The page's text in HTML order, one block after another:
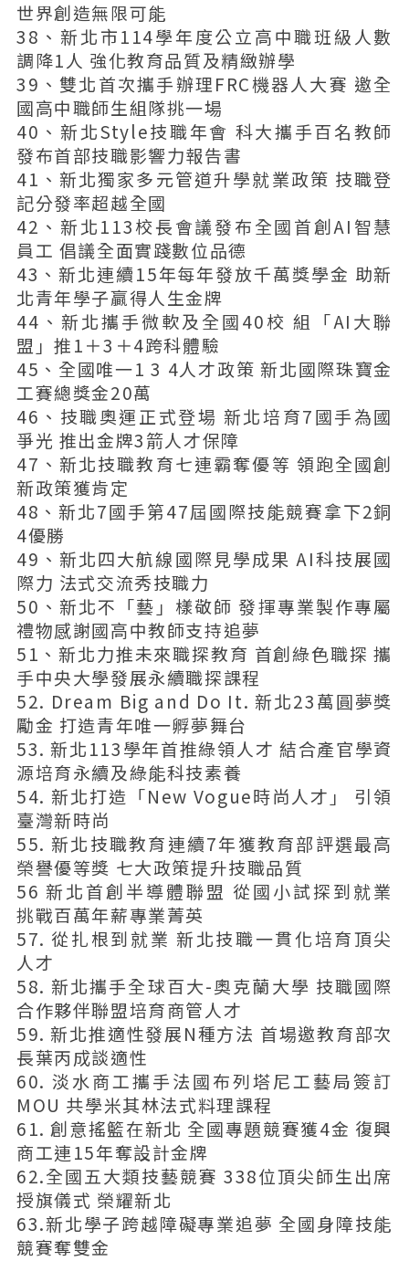
世界創造無限可能
38、新北市114學年度公立高中職班級人數
調降1人 強化教育品質及精緻辦學
39、雙北首次攜手辦理FRC機器人大賽 邀全
國高中職師生組隊挑一場
40、新北Style技職年會 科大攜手百名教師
發布首部技職影響力報告書
41、新北獨家多元管道升學就業政策 技職登
記分發率超越全國
42、新北113校長會議發布全國首創AI智慧
員工 倡議全面實踐數位品德
43、新北連續15年每年發放千萬獎學金 助新
北青年學子贏得人生金牌
44、新北攜手微軟及全國40校 組「AI大聯
盟」推1＋3＋4跨科體驗
45、全國唯一1 3 4人才政策 新北國際珠寶金
工賽總獎金20萬
46、技職奧運正式登場 新北培育7國手為國
爭光 推出金牌3箭人才保障
47、新北技職教育七連霸奪優等 領跑全國創
新政策獲肯定
48、新北7國手第47屆國際技能競賽拿下2銅
4優勝
49、新北四大航線國際見學成果 AI科技展國
際力 法式交流秀技職力
50、新北不「藝」樣敬師 發揮專業製作專屬
禮物感謝國高中教師支持追夢
51、新北力推未來職探教育 首創綠色職探 攜
手中央大學發展永續職探課程
52. Dream Big and Do It. 新北23萬圓夢獎
勵金 打造青年唯一孵夢舞台
53. 新北113學年首推綠領人才 結合產官學資
源培育永續及綠能科技素養
54. 新北打造「New Vogue時尚人才」 引領
臺灣新時尚
55. 新北技職教育連續7年獲教育部評選最高
榮譽優等獎 七大政策提升技職品質
56 新北首創半導體聯盟 從國小試探到就業
挑戰百萬年薪專業菁英
57. 從扎根到就業 新北技職一貫化培育頂尖
人才
58. 新北攜手全球百大-奧克蘭大學 技職國際
合作夥伴聯盟培育商管人才
59. 新北推適性發展N種方法 首場邀教育部次
長葉丙成談適性
60. 淡水商工攜手法國布列塔尼工藝局簽訂
MOU 共學米其林法式料理課程
61. 創意搖籃在新北 全國專題競賽獲4金 復興
商工連15年奪設計金牌
62.全國五大類技藝競賽 338位頂尖師生出席
授旗儀式 榮耀新北
63.新北學子跨越障礙專業追夢 全國身障技能
競賽奪雙金